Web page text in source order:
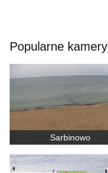
Popularne kamery
Sarbinowo